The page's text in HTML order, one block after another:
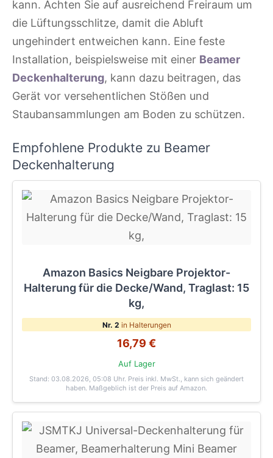
kann. Achten Sie auf ausreichend Freiraum um
die Lüftungsschlitze, damit die Abluft
ungehindert entweichen kann. Eine feste
Installation, beispielsweise mit einer Beamer
Deckenhalterung, kann dazu beitragen, das
Gerät vor versehentlichen Stößen und
Staubansammlungen am Boden zu schützen.
Empfohlene Produkte zu Beamer
Deckenhalterung
Amazon Basics Neigbare Projektor-
Halterung für die Decke/Wand, Traglast: 15
kg,
Nr. 2 in Halterungen
16,79 €
Auf Lager
Stand: 03.08.2026, 05:08 Uhr. Preis inkl. MwSt., kann sich geändert
haben. Maßgeblich ist der Preis auf Amazon.